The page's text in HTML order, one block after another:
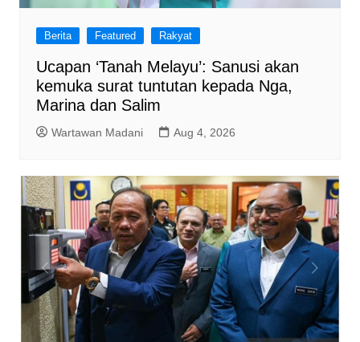
Berita Featured Rakyat
Ucapan ‘Tanah Melayu’: Sanusi akan
kemuka surat tuntutan kepada Nga,
Marina dan Salim
Wartawan Madani Aug 4, 2026